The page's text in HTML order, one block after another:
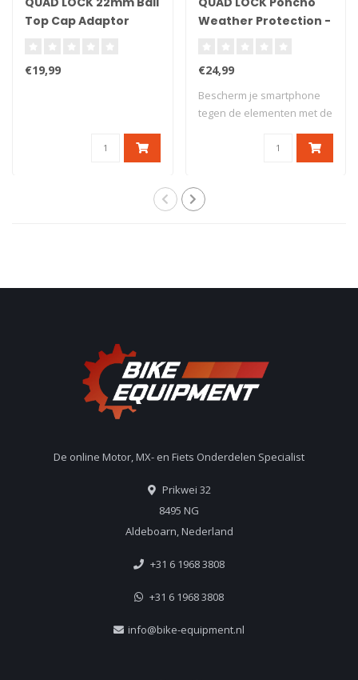
Top Cap Adaptor
€19,99
Weather Protection -
€24,99
Bescherm je smartphone
tegen de elementen met de
De online Motor, MX- en Fiets Onderdelen Specialist
Prikwei 32
8495 NG
Aldeboarn, Nederland
+31 6 1968 3808
+31 6 1968 3808
info@bike-equipment.nl